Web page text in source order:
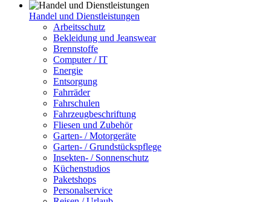
Handel und Dienstleistungen
Arbeitsschutz
Bekleidung und Jeanswear
Brennstoffe
Computer / IT
Energie
Entsorgung
Fahrräder
Fahrschulen
Fahrzeugbeschriftung
Fliesen und Zubehör
Garten- / Motorgeräte
Garten- / Grundstückspflege
Insekten- / Sonnenschutz
Küchenstudios
Paketshops
Personalservice